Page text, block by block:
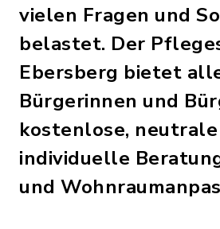
vielen Fragen und
belastet. Der
Ebersberg bietet
Bürgerinnen und
kostenlose,
individuelle
und